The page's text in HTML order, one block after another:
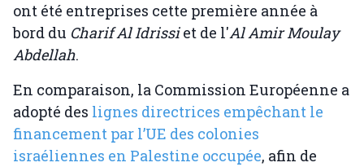
ont été entreprises cette première année à
bord du Charif Al Idrissiet de l'Al Amir Moulay
Abdellah.
En comparaison, la Commission Européenne a
adopté des lignes directrices empêchant le
financement par l’UE des colonies
israéliennes en Palestine occupée, afin de